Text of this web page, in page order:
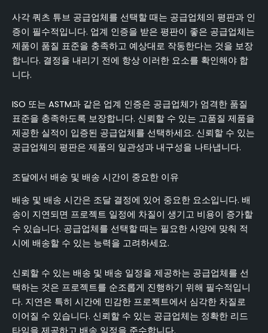
사각 쿼츠 튜브 공급업체를 선택할 때는 공급업체의 평판과 인
증이 필수적입니다. 업계 인증을 받은 평판이 좋은 공급업체는
제품이 품질 표준을 충족하고 예상대로 작동한다는 것을 보장
합니다. 결정을 내리기 전에 항상 이러한 요소를 확인해야 합
니다.
ISO 또는 ASTM과 같은 업계 인증은 공급업체가 엄격한 품질
표준을 충족하도록 보장합니다. 신뢰할 수 있는 고품질 제품을
제공한 실적이 입증된 공급업체를 선택하세요. 신뢰할 수 있는
공급업체의 평판은 제품의 일관성과 내구성을 나타냅니다.
조달에서 배송 및 배송 시간이 중요한 이유
배송 및 배송 시간은 조달 결정에 있어 중요한 요소입니다. 배
송이 지연되면 프로젝트 일정에 차질이 생기고 비용이 증가할
수 있습니다. 공급업체를 선택할 때는 필요한 사양에 맞춰 적
시에 배송할 수 있는 능력을 고려하세요.
신뢰할 수 있는 배송 및 배송 일정을 제공하는 공급업체를 선
택하는 것은 프로젝트를 순조롭게 진행하기 위해 필수적입니
다. 지연은 특히 시간에 민감한 프로젝트에서 심각한 차질로
이어질 수 있습니다. 신뢰할 수 있는 공급업체는 정확한 리드
타임을 제공하고 배송 일정을 준수합니다.